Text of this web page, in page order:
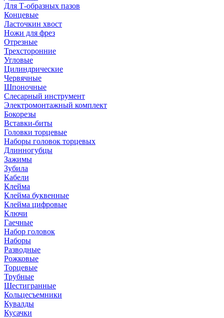
Для Т-образных пазов
Концевые
Ласточкин хвост
Ножи для фрез
Отрезные
Трехсторонние
Угловые
Цилиндрические
Червячные
Шпоночные
Слесарный инструмент
Электромонтажный комплект
Бокорезы
Вставки-биты
Головки торцевые
Наборы головок торцевых
Длинногубцы
Зажимы
Зубила
Кабели
Клейма
Клейма буквенные
Клейма цифровые
Ключи
Гаечные
Набор головок
Наборы
Разводные
Рожковые
Торцевые
Трубные
Шестигранные
Кольцесъемники
Кувалды
Кусачки